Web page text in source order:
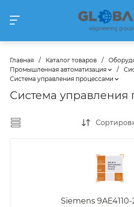
Главная / Каталог товаров /
Промышленная автоматизация
/
Система управления процессами
Система управления
Siemens